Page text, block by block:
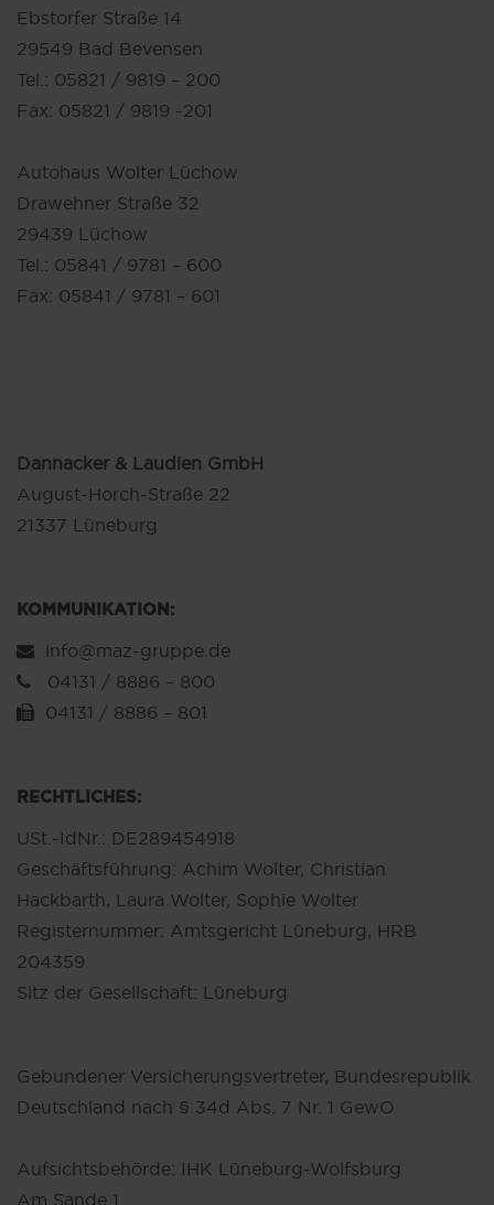
Ebstorfer Straße 14
29549 Bad Bevensen
Tel.: 05821 / 9819 – 200
Fax: 05821 / 9819 -201
Autohaus Wolter Lüchow
Drawehner Straße 32
29439 Lüchow
Tel.: 05841 / 9781 – 600
Fax: 05841 / 9781 – 601
Dannacker & Laudien GmbH
August-Horch-Straße 22
21337 Lüneburg
KOMMUNIKATION:
info@maz-gruppe.de
04131 / 8886 – 800
04131 / 8886 – 801
RECHTLICHES:
USt.-IdNr.: DE289454918
Geschäftsführung: Achim Wolter, Christian
Hackbarth, Laura Wolter, Sophie Wolter
Registernummer: Amtsgericht Lüneburg, HRB
204359
Sitz der Gesellschaft: Lüneburg
Gebundener Versicherungsvertreter, Bundesrepublik
Deutschland nach § 34d Abs. 7 Nr. 1 GewO
Aufsichtsbehörde: IHK Lüneburg-Wolfsburg
Am Sande 1